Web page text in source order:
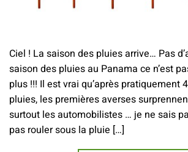
Ciel ! La saison des pluies arrive… Pas
saison des pluies au Panama ce n’est
plus !!! Il est vrai qu’après pratiquement
pluies, les premières averses
surtout les automobilistes … je ne sais
pas rouler sous la pluie […]